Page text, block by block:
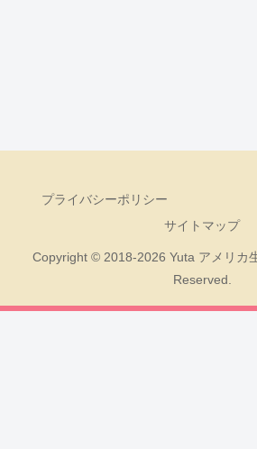
プライバシーポリシー
サイトマップ
Copyright © 2018-2026 Yuta アメリカ
Reserved.